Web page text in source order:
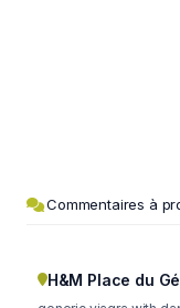
Commentaires à
H&M Place du